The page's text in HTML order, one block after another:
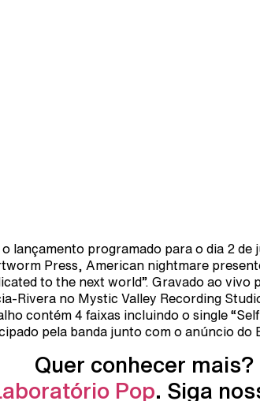
o lançamento programado para o dia 2 de
Press, American nightmare
to the next world”. Gravado ao vivo
Rivera no Mystic Valley Recording
contém 4 faixas incluindo o single
pela banda junto com o anúncio do
Quer conhecer
Pop. Siga